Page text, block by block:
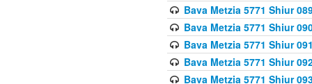
Bava Metzia 5771 Shiur
Bava Metzia 5771 Shiur
Bava Metzia 5771 Shiur
Bava Metzia 5771 Shiur
Bava Metzia 5771 Shiur